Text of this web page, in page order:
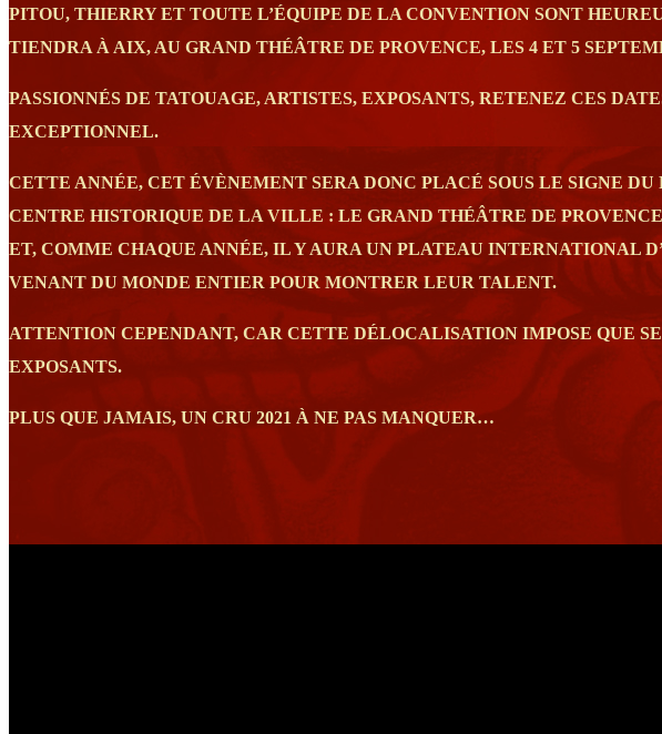
PITOU, THIERRY ET TOUTE L’ÉQUIPE DE LA CONVENTION SONT
TIENDRA À AIX, AU GRAND THÉÂTRE DE PROVENCE, LES 4 ET 5
PASSIONNÉS DE TATOUAGE, ARTISTES, EXPOSANTS, RETENEZ CES
EXCEPTIONNEL.
CETTE ANNÉE, CET ÉVÈNEMENT SERA DONC PLACÉ SOUS LE SIGNE
CENTRE HISTORIQUE DE LA VILLE : LE GRAND THÉÂTRE DE
ET, COMME CHAQUE ANNÉE, IL Y AURA UN PLATEAU INTERNATIONAL
VENANT DU MONDE ENTIER POUR MONTRER LEUR TALENT.
ATTENTION CEPENDANT, CAR CETTE DÉLOCALISATION IMPOSE QUE
EXPOSANTS.
PLUS QUE JAMAIS, UN CRU 2021 À NE PAS MANQUER…